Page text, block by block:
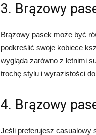
3. Brązowy
Brązowy pasek może być
podkreślić swoje kobiece
wygląda zarówno z letnimi
trochę stylu i wyrazistości
4. Brązowy
Jeśli preferujesz casualowy